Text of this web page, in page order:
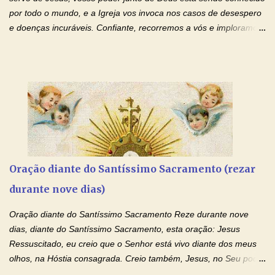
de te...
por todo o mundo, e a Igreja vos invoca nos casos de desespero
e doenças incuráveis. Confiante, recorremos a vós e imploramos
Queremos sempre lembrar-nos deste favor, da vossa intercessão
e invocar-vos como nosso patrono, para maior glória de Deus e o
bem de nossas almas. São Charbel! Rogai por Nós e por todos
aqueles que invocam o vosso nome e auxílio. Amén. Oração 2 Ó
Deus, admirável em Vossos Santos, Vós que inspirastes a São
Charbel seguir o caminho da perfeição, lhe concedestes a graça
e a força para fazer triunfar, na sua vida, o heroísmo das virtudes
monásticas: a obediência, a castidade e a voluntária pobreza, e
milagres e gra...
Oração diante do Santíssimo Sacramento (rezar
durante nove dias)
Oração diante do Santíssimo Sacramento Reze durante nove
dias, diante do Santíssimo Sacramento, esta oração: Jesus
Ressuscitado, eu creio que o Senhor está vivo diante dos meus
olhos, na Hóstia consagrada. Creio também, Jesus, no Seu poder